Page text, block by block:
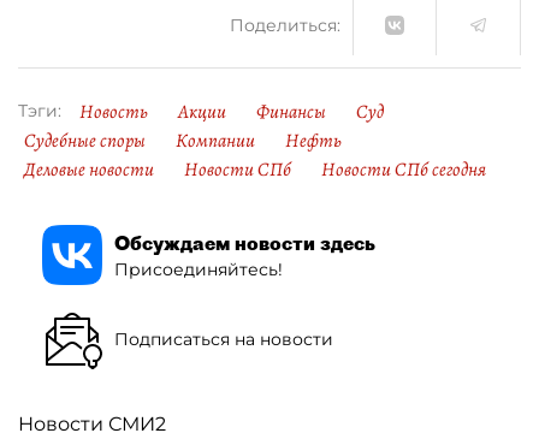
Поделиться:
Тэги: Новость Акции Финансы
Суд
Судебные споры
Компании
Нефть
Деловые новости
Новости СПб Новости СПб сегодня
Обсуждаем новости здесь
Присоединяйтесь!
Подписаться на новости
Новости СМИ2